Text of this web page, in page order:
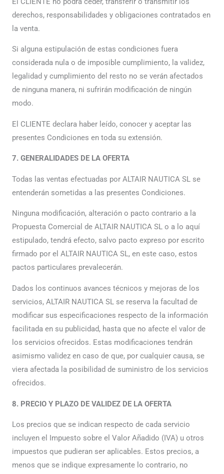
derechos, responsabilidades y obligaciones contratados en
la venta.
Si alguna estipulación de estas condiciones fuera
considerada nula o de imposible cumplimiento, la validez,
legalidad y cumplimiento del resto no se verán afectados
de ninguna manera, ni sufrirán modificación de ningún
modo.
El CLIENTE declara haber leído, conocer y aceptar las
presentes Condiciones en toda su extensión.
7. GENERALIDADES DE LA OFERTA
Todas las ventas efectuadas por ALTAIR NAUTICA SL se
entenderán sometidas a las presentes Condiciones.
Ninguna modificación, alteración o pacto contrario a la
Propuesta Comercial de ALTAIR NAUTICA SL o a lo aquí
estipulado, tendrá efecto, salvo pacto expreso por escrito
firmado por el ALTAIR NAUTICA SL, en este caso, estos
pactos particulares prevalecerán.
Dados los continuos avances técnicos y mejoras de los
servicios, ALTAIR NAUTICA SL se reserva la facultad de
modificar sus especificaciones respecto de la información
facilitada en su publicidad, hasta que no afecte el valor de
los servicios ofrecidos. Estas modificaciones tendrán
asimismo validez en caso de que, por cualquier causa, se
viera afectada la posibilidad de suministro de los servicios
ofrecidos.
8. PRECIO Y PLAZO DE VALIDEZ DE LA OFERTA
Los precios que se indican respecto de cada servicio
incluyen el Impuesto sobre el Valor Añadido (IVA) u otros
impuestos que pudieran ser aplicables. Estos precios, a
menos que se indique expresamente lo contrario, no